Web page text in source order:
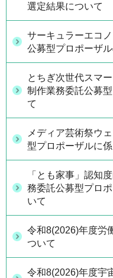
選定結果について
サーキュラーエコ
公募型プロポーザ
とちぎ次世代スマ
制作業務委託公募
て
メディア芸術祭ウ
型プロポーザルに
「とも家事」認知
務委託公募型プロ
いて
令和8(2026)年度労
ついて
令和8(2026)年度宇